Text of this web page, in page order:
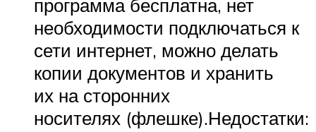
программа бесплатна, нет
необходимости подключаться к
сети интернет, можно делать
копии документов и хранить
их на сторонних
носителях (флешке).Недостатки: